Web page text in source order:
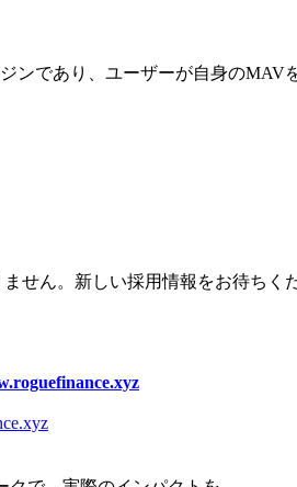
ンであり、ユーザーが自身の
せん。新しい採用情報をお待ちく